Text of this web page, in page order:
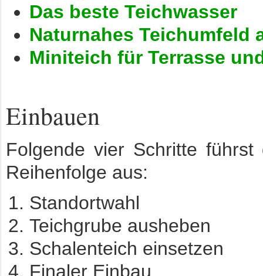
Das beste Teichwasser
Naturnahes Teichumfeld
Miniteich für Terrasse
Einbauen
Folgende vier Schritte
Reihenfolge aus:
Standortwahl
Teichgrube ausheben
Schalenteich einsetzen
Finaler Einbau